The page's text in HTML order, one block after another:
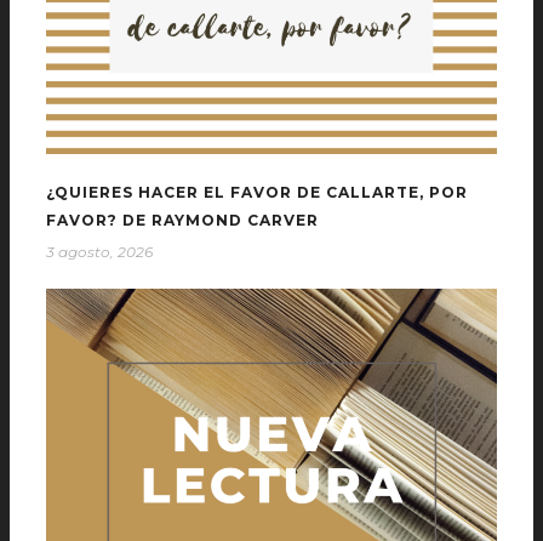
¿QUIERES HACER EL FAVOR DE CALLARTE, POR
FAVOR? DE RAYMOND CARVER
3 agosto, 2026